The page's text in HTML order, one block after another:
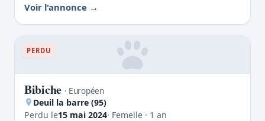
Voir l'annonce
PERDU
Bibiche · Européen
Deuil la barre (95)
Perdu le15 mai 2024· Femelle · 1 an